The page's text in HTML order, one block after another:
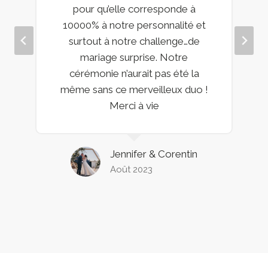
pour qu’elle corresponde à
10000% à notre personnalité et
surtout à notre challenge…de
mariage surprise. Notre
cérémonie n’aurait pas été la
même sans ce merveilleux duo !
Merci à vie
Jennifer & Corentin
Août 2023